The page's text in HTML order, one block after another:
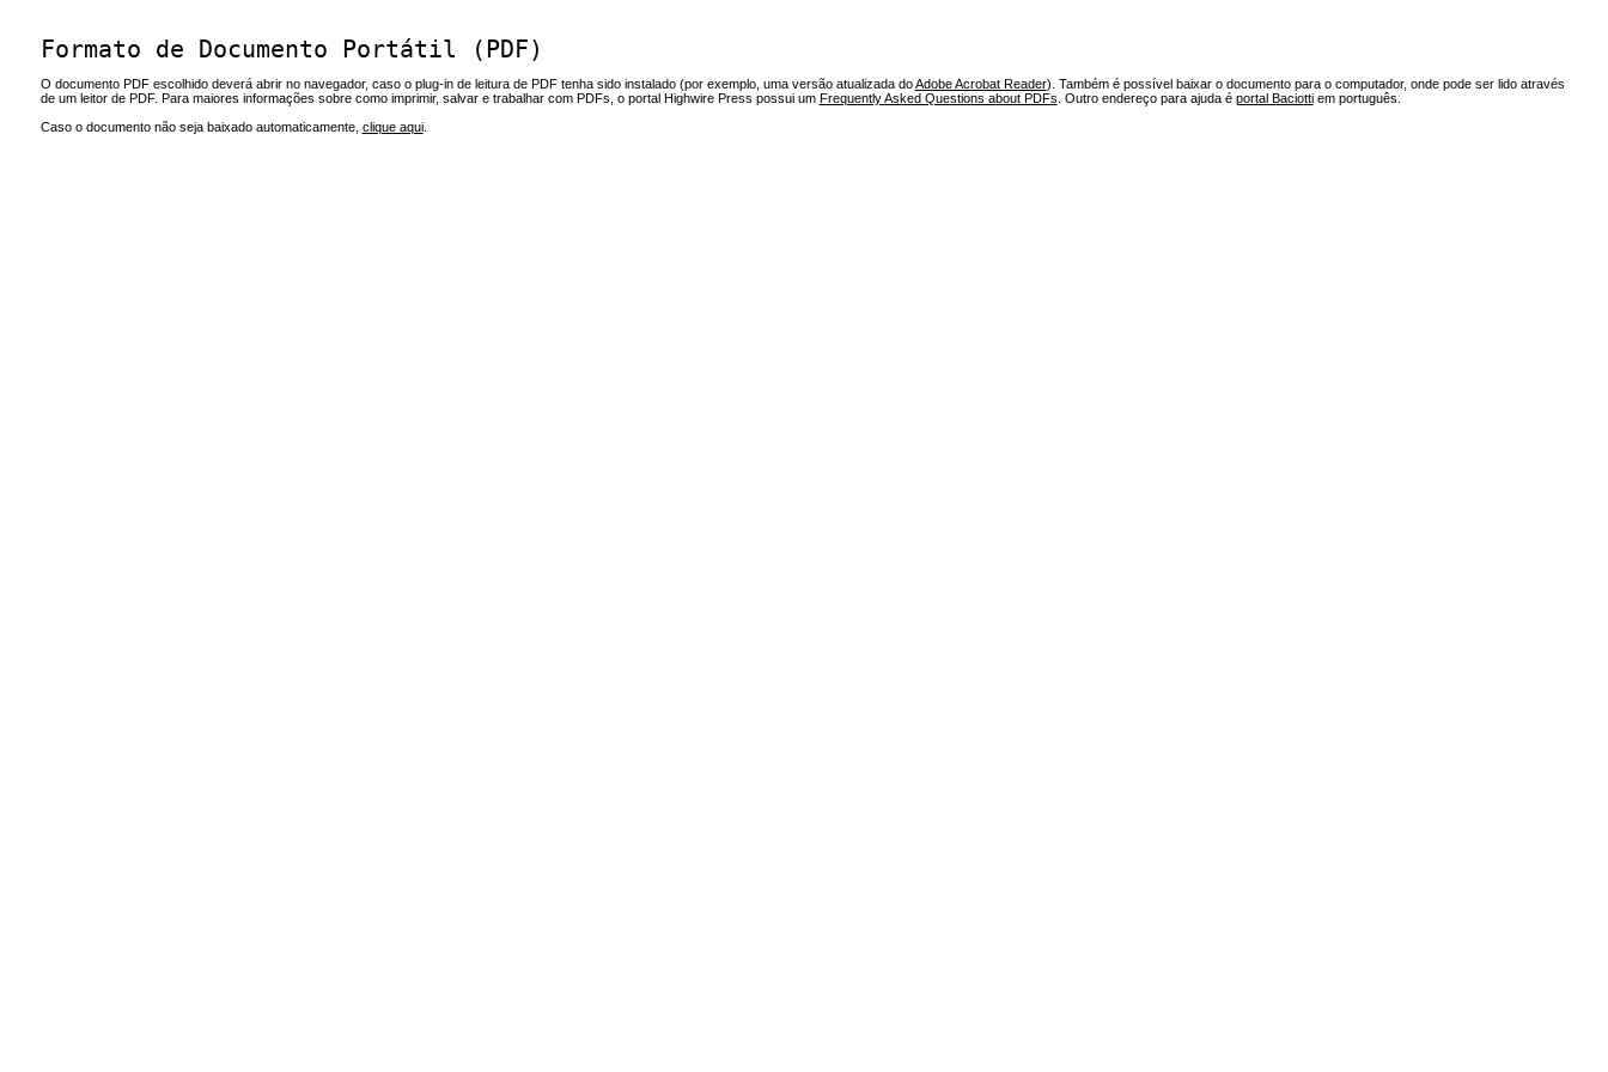
Formato de Documento Portátil (PDF)
O documento PDF escolhido deverá abrir no navegador, caso o plug-in de leitura de PDF tenha sido instalado (por exemplo, uma versão atualizada doAdobe Acrobat Reader). Também é possível baixar o documento para o computador, onde pode ser lido através
de um leitor de PDF. Para maiores informações sobre como imprimir, salvar e trabalhar com PDFs, o portal Highwire Press possui um Frequently Asked Questions about PDFs . Outro endereço para ajuda é portal Baciottiem português.
Caso o documento não seja baixado automaticamente, clique aqui.